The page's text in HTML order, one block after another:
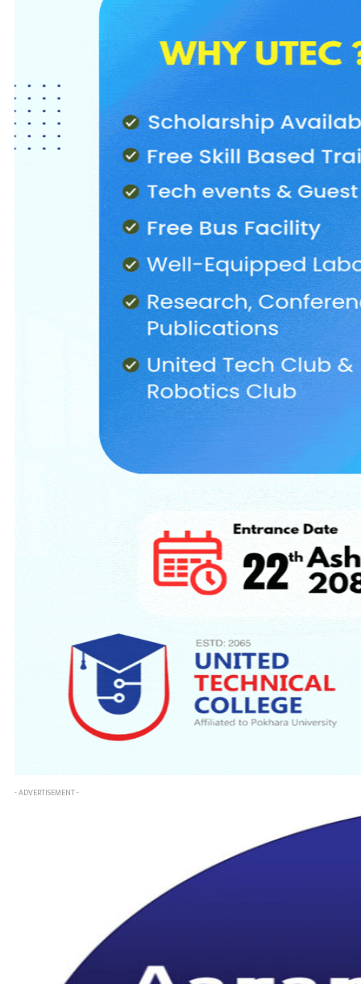
- ADVERTISEMENT -